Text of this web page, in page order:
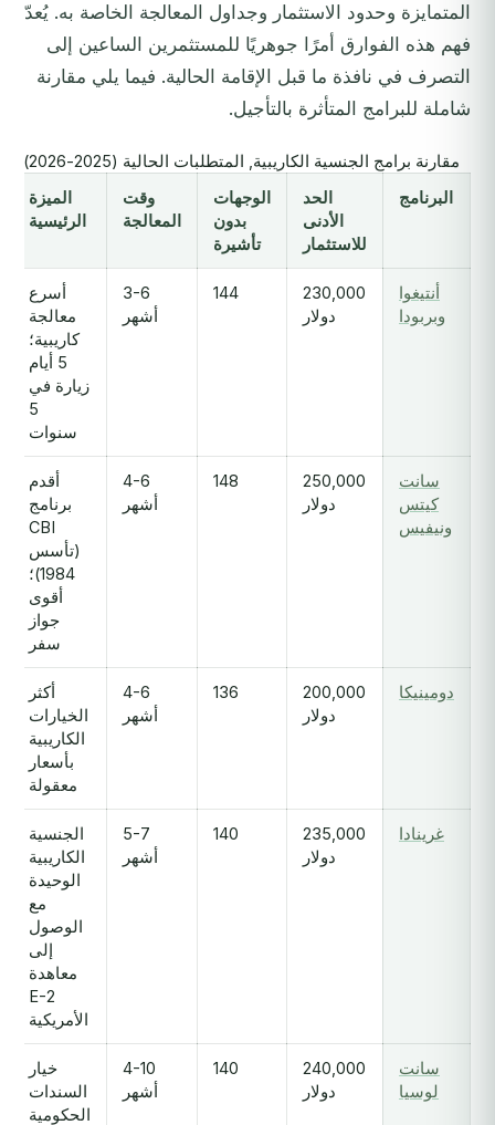
المتمايزة وحدود الاستثمار وجداول المعالجة الخاصة به. يُعدّ
فهم هذه الفوارق أمرًا جوهريًا للمستثمرين الساعين إلى
التصرف في نافذة ما قبل الإقامة الحالية. فيما يلي مقارنة
شاملة للبرامج المتأثرة بالتأجيل.
مقارنة برامج الجنسية الكاريبية, المتطلبات الحالية (2025-2026)
البرنامج
الحد
الأدنى
للاستثمار
الوجهات
بدون
تأشيرة
وقت
المعالجة
الميزة
الرئيسية
أنتيغوا
وبربودا
230,000
دولار
144
3-6
أشهر
أسرع
معالجة
كاريبية؛
5 أيام
زيارة في
5
سنوات
سانت
كيتس
ونيفيس
250,000
دولار
148
4-6
أشهر
أقدم
برنامج
CBI
(تأسس
1984)؛
أقوى
جواز
سفر
دومينيكا
200,000
دولار
136
4-6
أشهر
أكثر
الخيارات
الكاريبية
بأسعار
معقولة
غرينادا
235,000
دولار
140
5-7
أشهر
الجنسية
الكاريبية
الوحيدة
مع
الوصول
إلى
معاهدة
E-2
الأمريكية
سانت
لوسيا
240,000
دولار
140
4-10
أشهر
خيار
السندات
الحكومية